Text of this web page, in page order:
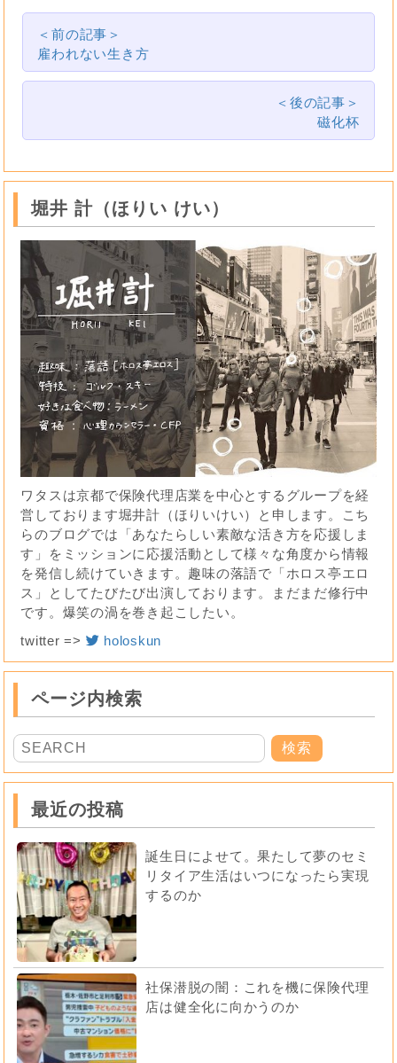
＜前の記事＞
雇われない生き方
＜後の記事＞
磁化杯
堀井 計（ほりい けい）
ワタスは京都で保険代理店業を中心とするグループを経
営しております堀井計（ほりいけい）と申します。こち
らのブログでは「あなたらしい素敵な活き方を応援しま
す」をミッションに応援活動として様々な角度から情報
を発信し続けていきます。趣味の落語で「ホロス亭エロ
ス」としてたびたび出演しております。まだまだ修行中
です。爆笑の渦を巻き起こしたい。
twitter =>
holoskun
ページ内検索
最近の投稿
誕生日によせて。果たして夢のセミ
リタイア生活はいつになったら実現
するのか
社保潜脱の闇：これを機に保険代理
店は健全化に向かうのか